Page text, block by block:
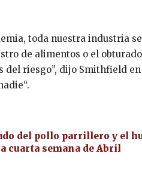
toda nuestra industria
de alimentos o el
del riesgo”, dijo Smithfield
del pollo parrillero y el
cuarta semana de Abril